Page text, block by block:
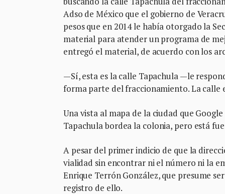
Adso de México que el gobierno de
pesos que en 2014 le había otorgado la
material para atender un programa de
entregó el material, de acuerdo con los
—Sí, esta es la calle Tapachula —le
forma parte del fraccionamiento. La calle
Una vista al mapa de la ciudad que
Tapachula bordea la colonia, pero está
A pesar del primer indicio de que la
vialidad sin encontrar ni el número ni la
Enrique Terrón González, que presume
registro de ello.